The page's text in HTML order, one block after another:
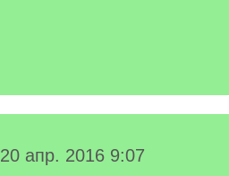
20 апр. 2016 9:07